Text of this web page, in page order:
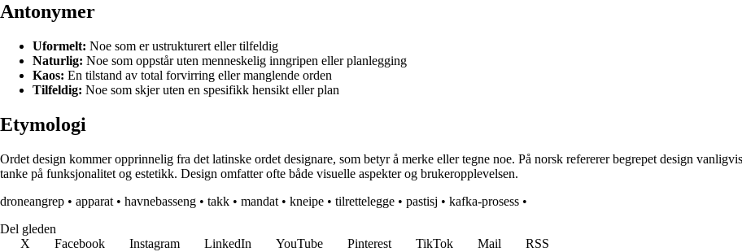
Antonymer
Uformelt: Noe som er ustrukturert eller tilfeldig
Naturlig: Noe som oppstår uten menneskelig inngripen eller planlegging
Kaos: En tilstand av total forvirring eller manglende orden
Tilfeldig: Noe som skjer uten en spesifikk hensikt eller plan
Etymologi
Ordet design kommer opprinnelig fra det latinske ordet designare, som betyr å merke eller tegne noe. På norsk refererer begrepet design
tanke på funksjonalitet og estetikk. Design omfatter ofte både visuelle aspekter og brukeropplevelsen.
droneangrep • apparat • havnebasseng • takk • mandat • kneipe • tilrettelegge • pastisj • kafka-prosess •
Del gleden
X
Facebook Instagram LinkedIn YouTube Pinterest TikTok Mail
RSS